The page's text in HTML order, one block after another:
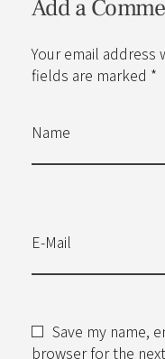
Add a
Your email
fields are marked *
Name
E-Mail
Save my name,
browser for the